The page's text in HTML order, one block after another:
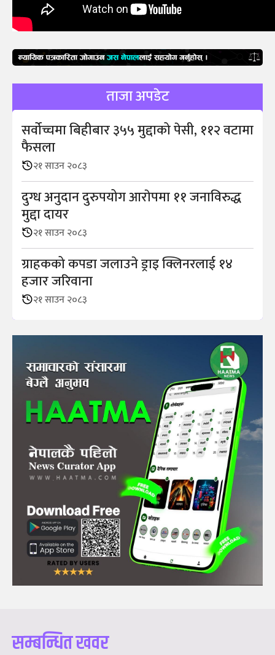
ताजा अपडेट
सर्वोच्चमा बिहीबार ३५५ मुद्दाको पेसी, ११२ वटामा
फैसला
२१ साउन २०८३
दुग्ध अनुदान दुरुपयोग आराेपमा ११ जनाविरुद्ध
मुद्दा दायर
२१ साउन २०८३
ग्राहकको कपडा जलाउने ड्राइ क्लिनरलाई १४
हजार जरिवाना
२१ साउन २०८३
सम्बन्धित खवर